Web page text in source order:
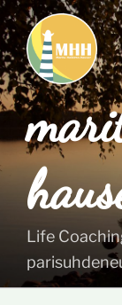
Siirry
sisältöön
Life